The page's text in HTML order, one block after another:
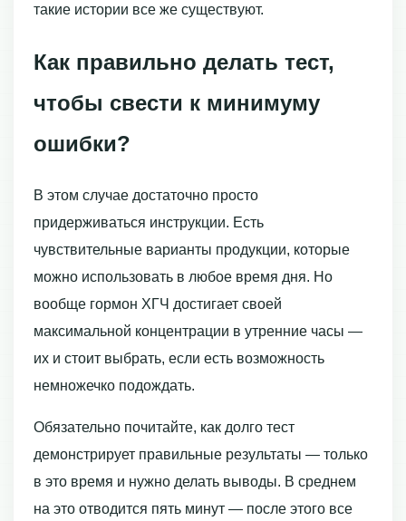
такие истории все же существуют.
Как правильно делать тест,
чтобы свести к минимуму
ошибки?
В этом случае достаточно просто
придерживаться инструкции. Есть
чувствительные варианты продукции, которые
можно использовать в любое время дня. Но
вообще гормон ХГЧ достигает своей
максимальной концентрации в утренние часы —
их и стоит выбрать, если есть возможность
немножечко подождать.
Обязательно почитайте, как долго тест
демонстрирует правильные результаты — только
в это время и нужно делать выводы. В среднем
на это отводится пять минут — после этого все